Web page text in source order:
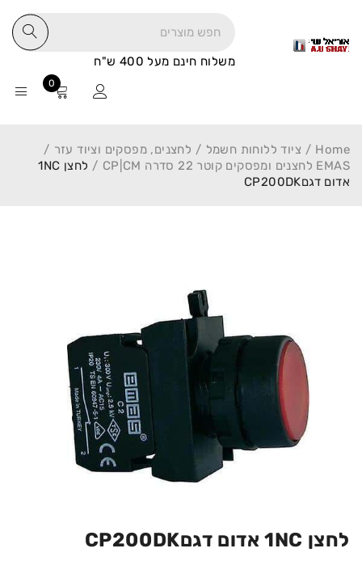
משלוח חינם מעל 400 ש"ח
0
Home
/ ציוד ללוחות חשמל / לחצנים, מפסקים וציוד עזר /
EMAS לחצנים ומפסקים קוטר 22 סדרה CP|CM
/
לחצן 1NC
אדום דגםCP200DK
לחצן 1NC אדום דגםCP200DK